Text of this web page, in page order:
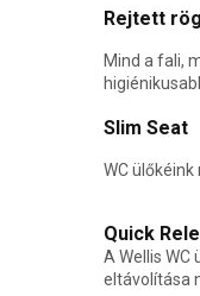
Rejtett
Mind a fali,
Slim Seat
WC
Quick
A Wellis
eltávolítása